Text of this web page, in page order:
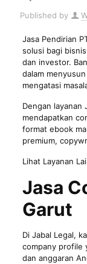
Published by
Jasa Pendirian
solusi bagi
dan investor.
dalam
mengatasi
Dengan layanan
mendapatkan
format ebook
premium,
Lihat Layanan
Jasa
Garut
Di Jabal Legal,
company profile
dan anggaran